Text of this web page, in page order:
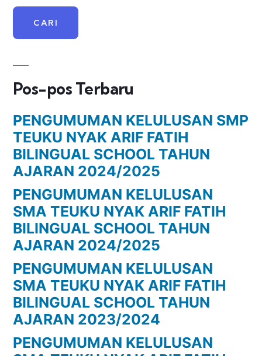
Pos-pos Terbaru
PENGUMUMAN KELULUSAN SMP
TEUKU NYAK ARIF FATIH
BILINGUAL SCHOOL TAHUN
AJARAN 2024/2025
PENGUMUMAN KELULUSAN
SMA TEUKU NYAK ARIF FATIH
BILINGUAL SCHOOL TAHUN
AJARAN 2024/2025
PENGUMUMAN KELULUSAN
SMA TEUKU NYAK ARIF FATIH
BILINGUAL SCHOOL TAHUN
AJARAN 2023/2024
PENGUMUMAN KELULUSAN